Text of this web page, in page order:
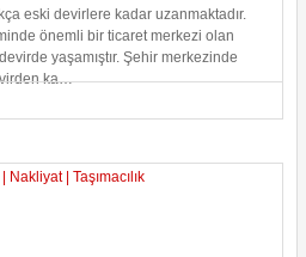
eski devirlere kadar uzanmaktadır.
önemli bir ticaret merkezi olan
yaşamıştır. Şehir merkezinde
ka…